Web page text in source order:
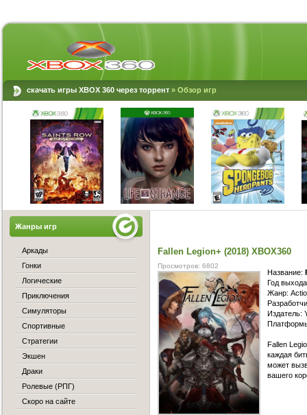
скачать игры XBOX 360 через торрент » Обзор игр
Fallen Legion+ (2018) XBOX360
Просмотров: 6802
Название:
Год
Жанр:
Издатель:
Fallen
каждая
может
вашего
Жанры игр
Аркады
Гонки
Логические
Приключения
Симуляторы
Спортивные
Стратегии
Экшен
Драки
Ролевые (РПГ)
Скоро на сайте